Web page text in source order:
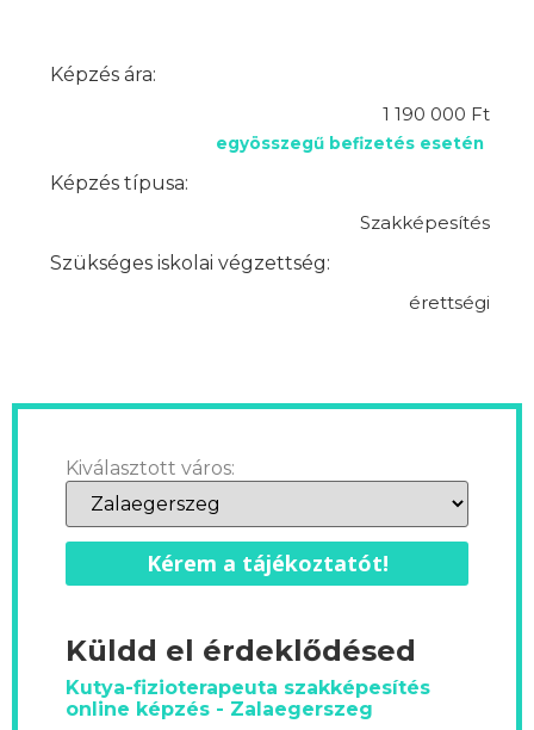
Képzés ára:
1 190 000 Ft
egyösszegű befizetés esetén
Képzés típusa:
Szakképesítés
Szükséges iskolai végzettség:
érettségi
Kiválasztott város:
Kérem a tájékoztatót!
Küldd el érdeklődésed
Kutya-fizioterapeuta szakképesítés
online képzés - Zalaegerszeg